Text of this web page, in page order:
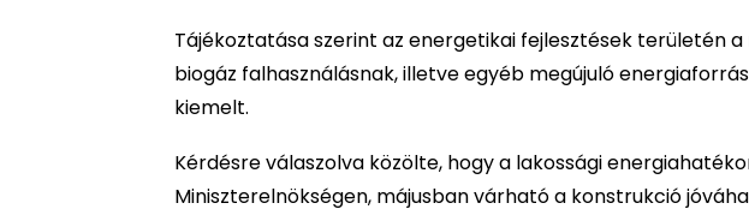
Tájékoztatása szerint az energetikai fejlesztések területén
biogáz falhasználásnak, illetve egyéb megújuló
kiemelt.
Kérdésre válaszolva közölte, hogy a lakossági
Miniszterelnökségen, májusban várható a konstrukció